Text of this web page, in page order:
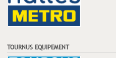
TOURNUS EQUIPEMENT